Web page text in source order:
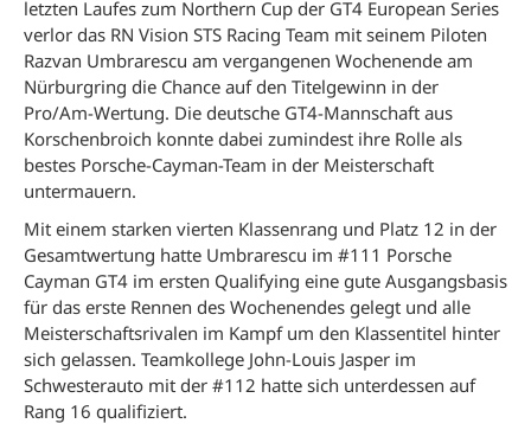
letzten Laufes zum Northern Cup der GT4 European Series
verlor das RN Vision STS Racing Team mit seinem Piloten
Razvan Umbrarescu am vergangenen Wochenende am
Nürburgring die Chance auf den Titelgewinn in der
Pro/Am-Wertung. Die deutsche GT4-Mannschaft aus
Korschenbroich konnte dabei zumindest ihre Rolle als
bestes Porsche-Cayman-Team in der Meisterschaft
untermauern.
Mit einem starken vierten Klassenrang und Platz 12 in der
Gesamtwertung hatte Umbrarescu im #111 Porsche
Cayman GT4 im ersten Qualifying eine gute Ausgangsbasis
für das erste Rennen des Wochenendes gelegt und alle
Meisterschaftsrivalen im Kampf um den Klassentitel hinter
sich gelassen. Teamkollege John-Louis Jasper im
Schwesterauto mit der #112 hatte sich unterdessen auf
Rang 16 qualifiziert.